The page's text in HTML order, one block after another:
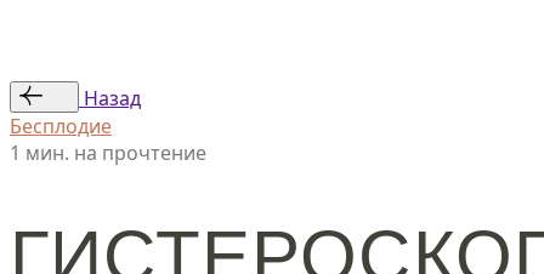
Назад
Бесплодие
1 мин. на прочтение